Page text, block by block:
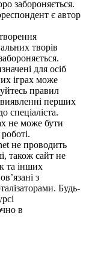
забороняється.
є автор
творів
для осіб
іграх може
правил
перших
спеціаліста.
не може бути
не проводить
також сайт не
та інших
з
Будь-
в